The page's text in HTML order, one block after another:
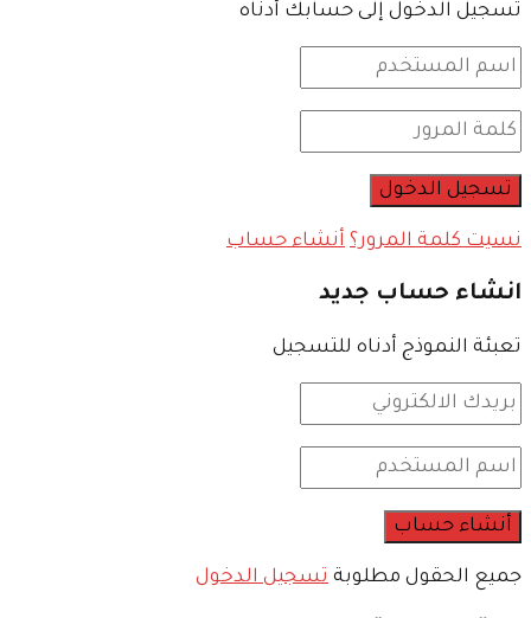
تسجيل الدخول إلى حسابك أدناه
نسيت كلمة المرور؟ أنشاء حساب
انشاء حساب جديد
تعبئة النموذج أدناه للتسجيل
جميع الحقول مطلوبة تسجيل الدخول